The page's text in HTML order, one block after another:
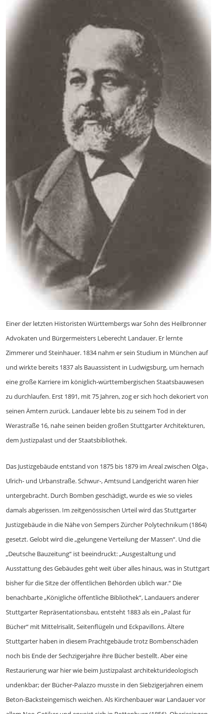
Einer der letzten Historisten Württembergs war Sohn des Heilbronner
Advokaten und Bürgermeisters Leberecht Landauer. Er lernte
Zimmerer und Steinhauer. 1834 nahm er sein Studium in München auf
und wirkte bereits 1837 als Bauassistent in Ludwigsburg, um hernach
eine große Karriere im königlich-württembergischen Staatsbauwesen
zu durchlaufen. Erst 1891, mit 75 Jahren, zog er sich hoch dekoriert von
seinen Ämtern zurück. Landauer lebte bis zu seinem Tod in der
Werastraße 16, nahe seinen beiden großen Stuttgarter Architekturen,
dem Justizpalast und der Staatsbibliothek.
Das Justizgebäude entstand von 1875 bis 1879 im Areal zwischen Olga-,
Ulrich- und Urbanstraße. Schwur-, Amtsund Landgericht waren hier
untergebracht. Durch Bomben geschädigt, wurde es wie so vieles
damals abgerissen. Im zeitgenössischen Urteil wird das Stuttgarter
Justizgebäude in die Nähe von Sempers Zürcher Polytechnikum (1864)
gesetzt. Gelobt wird die „gelungene Verteilung der Massen“. Und die
„Deutsche Bauzeitung“ ist beeindruckt: „Ausgestaltung und
Ausstattung des Gebäudes geht weit über alles hinaus, was in Stuttgart
bisher für die Sitze der öffentlichen Behörden üblich war.“ Die
benachbarte „Königliche öffentliche Bibliothek“, Landauers anderer
Stuttgarter Repräsentationsbau, entsteht 1883 als ein „Palast für
Bücher“ mit Mittelrisalit, Seitenflügeln und Eckpavillons. Ältere
Stuttgarter haben in diesem Prachtgebäude trotz Bombenschäden
noch bis Ende der Sechzigerjahre ihre Bücher bestellt. Aber eine
Restaurierung war hier wie beim Justizpalast architekturideologisch
undenkbar; der Bücher-Palazzo musste in den Siebzigerjahren einem
Beton-Backsteingemisch weichen. Als Kirchenbauer war Landauer vor